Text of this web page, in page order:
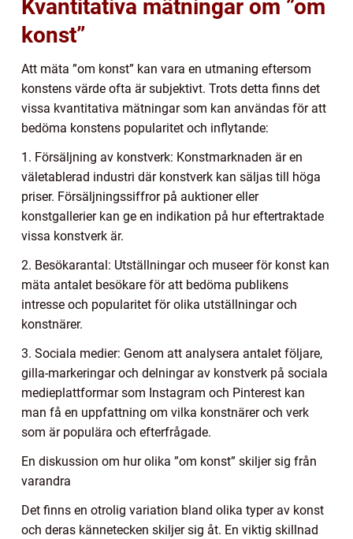
Kvantitativa mätningar om ”om
konst”
Att mäta ”om konst” kan vara en utmaning eftersom
konstens värde ofta är subjektivt. Trots detta finns det
vissa kvantitativa mätningar som kan användas för att
bedöma konstens popularitet och inflytande:
1. Försäljning av konstverk: Konstmarknaden är en
väletablerad industri där konstverk kan säljas till höga
priser. Försäljningssiffror på auktioner eller
konstgallerier kan ge en indikation på hur eftertraktade
vissa konstverk är.
2. Besökarantal: Utställningar och museer för konst kan
mäta antalet besökare för att bedöma publikens
intresse och popularitet för olika utställningar och
konstnärer.
3. Sociala medier: Genom att analysera antalet följare,
gilla-markeringar och delningar av konstverk på sociala
medieplattformar som Instagram och Pinterest kan
man få en uppfattning om vilka konstnärer och verk
som är populära och efterfrågade.
En diskussion om hur olika ”om konst” skiljer sig från
varandra
Det finns en otrolig variation bland olika typer av konst
och deras kännetecken skiljer sig åt. En viktig skillnad